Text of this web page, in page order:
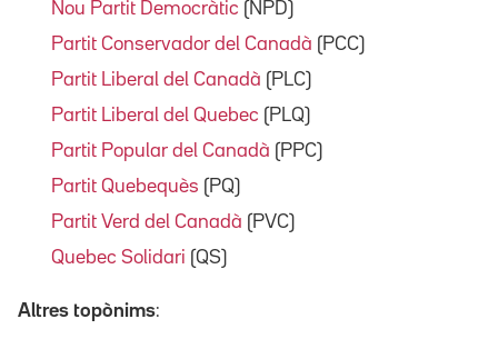
Nou Partit Democràtic (NPD)
Partit Conservador del Canadà (PCC)
Partit Liberal del Canadà (PLC)
Partit Liberal del Quebec (PLQ)
Partit Popular del Canadà (PPC)
Partit Quebequès (PQ)
Partit Verd del Canadà (PVC)
Quebec Solidari (QS)
Altres topònims: